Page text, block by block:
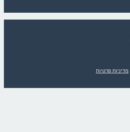
מדיניות פרטיות